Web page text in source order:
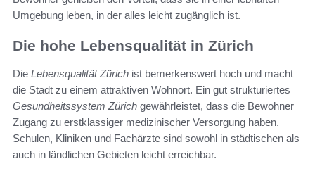
Umgebung leben, in der alles leicht zugänglich ist.
Die hohe Lebensqualität in Zürich
Die Lebensqualität Zürich ist bemerkenswert hoch und macht
die Stadt zu einem attraktiven Wohnort. Ein gut strukturiertes
Gesundheitssystem Zürich gewährleistet, dass die Bewohner
Zugang zu erstklassiger medizinischer Versorgung haben.
Schulen, Kliniken und Fachärzte sind sowohl in städtischen als
auch in ländlichen Gebieten leicht erreichbar.